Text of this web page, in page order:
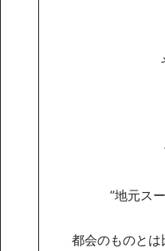
”地元ス
都会のものとは